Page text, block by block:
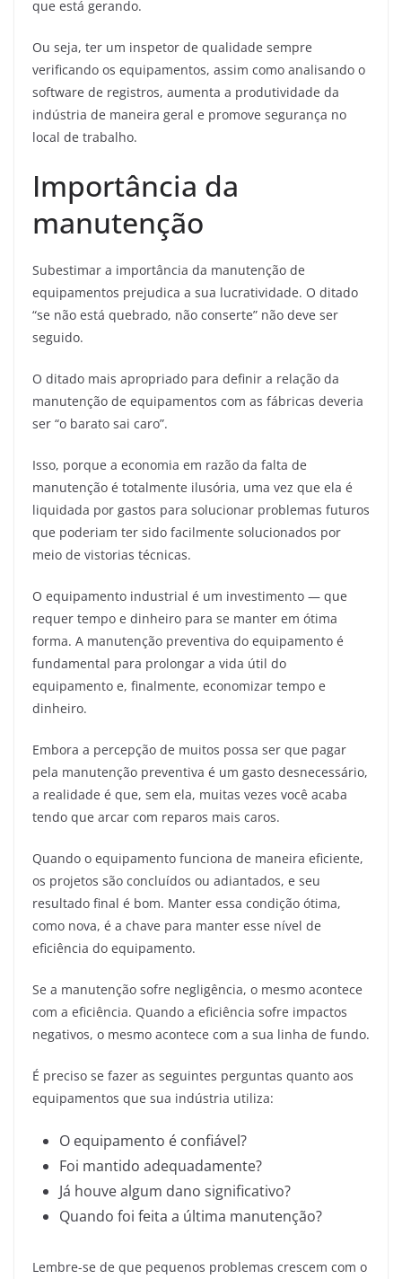
que está gerando.
Ou seja, ter um inspetor de qualidade sempre
verificando os equipamentos, assim como analisando o
software de registros, aumenta a produtividade da
indústria de maneira geral e promove segurança no
local de trabalho.
Importância da
manutenção
Subestimar a importância da manutenção de
equipamentos prejudica a sua lucratividade. O ditado
“se não está quebrado, não conserte” não deve ser
seguido.
O ditado mais apropriado para definir a relação da
manutenção de equipamentos com as fábricas deveria
ser “o barato sai caro”.
Isso, porque a economia em razão da falta de
manutenção é totalmente ilusória, uma vez que ela é
liquidada por gastos para solucionar problemas futuros
que poderiam ter sido facilmente solucionados por
meio de vistorias técnicas.
O equipamento industrial é um investimento — que
requer tempo e dinheiro para se manter em ótima
forma. A manutenção preventiva do equipamento é
fundamental para prolongar a vida útil do
equipamento e, finalmente, economizar tempo e
dinheiro.
Embora a percepção de muitos possa ser que pagar
pela manutenção preventiva é um gasto desnecessário,
a realidade é que, sem ela, muitas vezes você acaba
tendo que arcar com reparos mais caros.
Quando o equipamento funciona de maneira eficiente,
os projetos são concluídos ou adiantados, e seu
resultado final é bom. Manter essa condição ótima,
como nova, é a chave para manter esse nível de
eficiência do equipamento.
Se a manutenção sofre negligência, o mesmo acontece
com a eficiência. Quando a eficiência sofre impactos
negativos, o mesmo acontece com a sua linha de fundo.
É preciso se fazer as seguintes perguntas quanto aos
equipamentos que sua indústria utiliza:
O equipamento é confiável?
Foi mantido adequadamente?
Já houve algum dano significativo?
Quando foi feita a última manutenção?
Lembre-se de que pequenos problemas crescem com o